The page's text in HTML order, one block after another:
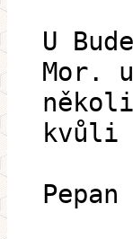
U
Mor.
kvůli
Pepan